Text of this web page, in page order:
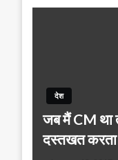
देश
जब मैं CM था
दस्तखत करता